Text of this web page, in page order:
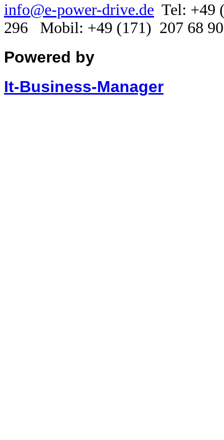
info@e-power-drive.de Tel: +49
296 Mobil: +49 (171) 207 68 90
Powered by
It-Business-Manager